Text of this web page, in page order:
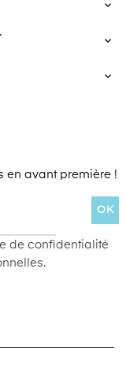



en avant première !
OK
de confidentialité